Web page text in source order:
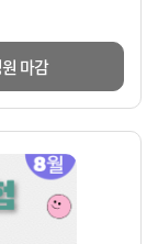
마감